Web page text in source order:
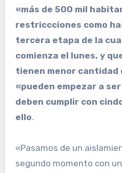
«más de 500 mil
restriccciones como
tercera etapa de la
comienza el lunes, y
tienen menor cantidad
«pueden empezar a
deben cumplir con
ello.
«Pasamos de un
segundo momento con